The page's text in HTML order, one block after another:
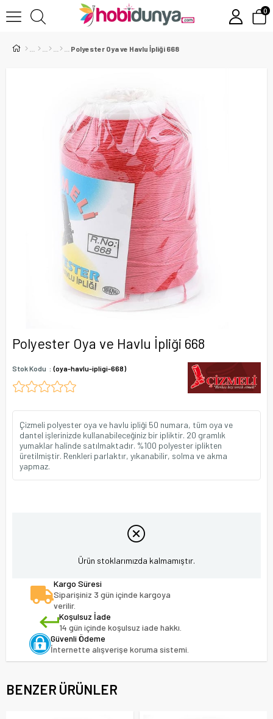
0
Polyester Oya ve Havlu İpliği 668
Polyester Oya ve Havlu İpliği 668
Stok Kodu (oya-havlu-ipligi-668)
Çizmeli polyester oya ve havlu ipliği 50 numara, tüm oya ve
dantel işlerinizde kullanabileceğiniz bir ipliktir. 20 gramlık
yumaklar halinde satılmaktadır. %100 polyester iplikten
üretilmiştir. Renkleri parlaktır, yıkanabilir, solma ve akma
yapmaz.
Ürün stoklarımızda kalmamıştır.
Kargo Süresi
Siparişiniz 3 gün içinde kargoya
verilir.
Koşulsuz İade
14 gün içinde koşulsuz iade hakkı.
Güvenli Ödeme
İnternette alışverişe koruma sistemi.
BENZER ÜRÜNLER